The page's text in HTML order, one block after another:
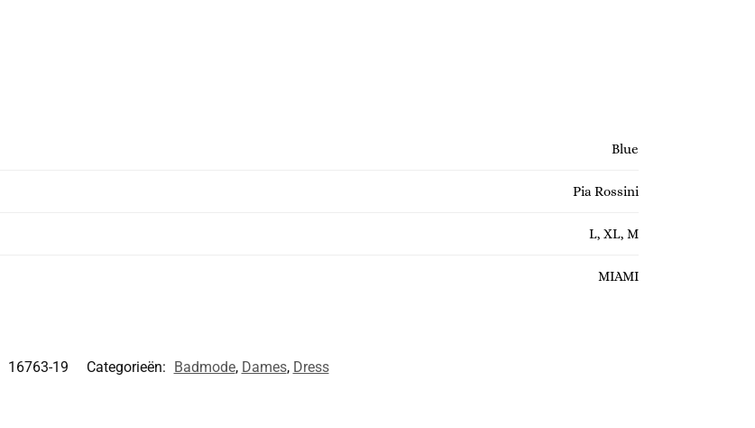
Blue
Pia Rossini
L, XL, M
MIAMI
16763-19 Categorieën: Badmode, Dames, Dress